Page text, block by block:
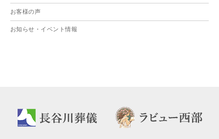
2024年3月
2024年2月
2023年8月
2023年6月
お客様の声
お知らせ・イベント情報